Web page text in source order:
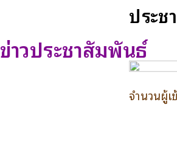
ข่าวประชาสัมพันธ์
ประ
จำนวนผู้เ